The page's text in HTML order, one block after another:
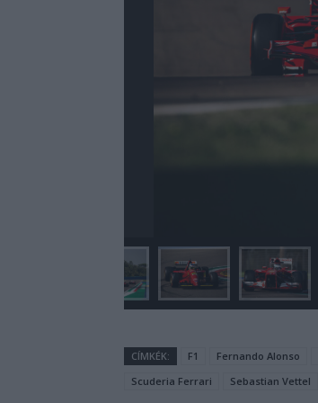
CÍMKÉK: F1 Fernando Alonso
Scuderia Ferrari
Sebastian Vettel